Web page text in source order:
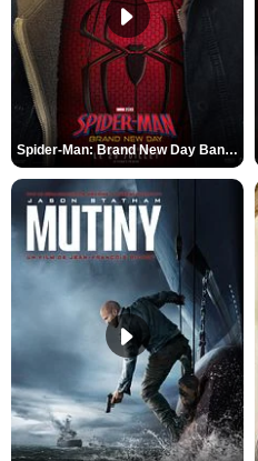
Spider-Man: Brand New Day Bande-annonce VO STFR